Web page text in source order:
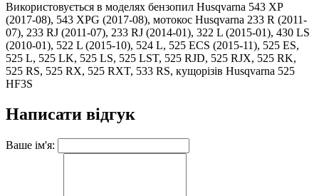
Використовується в моделях бензопил Husqvarna 543 XP
(2017-08), 543 XPG (2017-08), мотокос Husqvarna 233 R (2011-
07), 233 RJ (2011-07), 233 RJ (2014-01), 322 L (2015-01), 430 LS
(2010-01), 522 L (2015-10), 524 L, 525 ECS (2015-11), 525 ES,
525 L, 525 LK, 525 LS, 525 LST, 525 RJD, 525 RJX, 525 RK,
525 RS, 525 RX, 525 RXT, 533 RS, кущорізів Husqvarna 525
HF3S
Написати відгук
Ваше ім'я: